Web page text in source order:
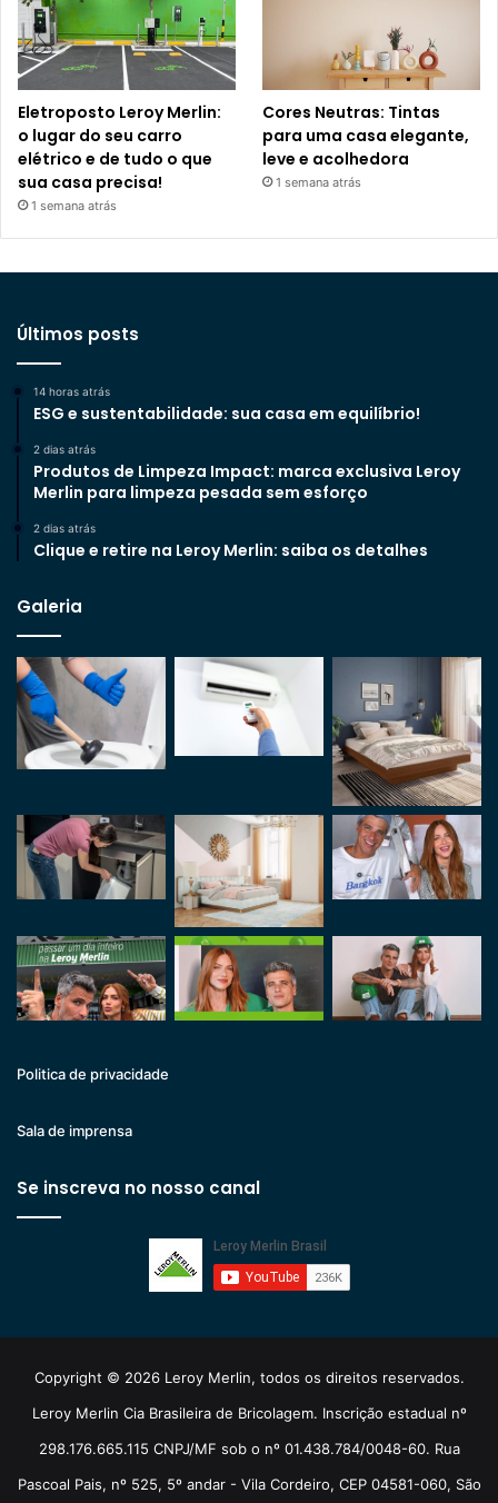
Eletroposto Leroy Merlin:
o lugar do seu carro
elétrico e de tudo o que
sua casa precisa!
1 semana atrás
Cores Neutras: Tintas
para uma casa elegante,
leve e acolhedora
1 semana atrás
Últimos posts
14 horas atrás
ESG e sustentabilidade: sua casa em equilíbrio!
2 dias atrás
Produtos de Limpeza Impact: marca exclusiva Leroy
Merlin para limpeza pesada sem esforço
2 dias atrás
Clique e retire na Leroy Merlin: saiba os detalhes
Galeria
Politica de privacidade
Sala de imprensa
Se inscreva no nosso canal
Copyright © 2026 Leroy Merlin, todos os direitos reservados.
Leroy Merlin Cia Brasileira de Bricolagem. Inscrição estadual nº
298.176.665.115 CNPJ/MF sob o nº 01.438.784/0048-60. Rua
Pascoal Pais, nº 525, 5º andar - Vila Cordeiro, CEP 04581-060, São